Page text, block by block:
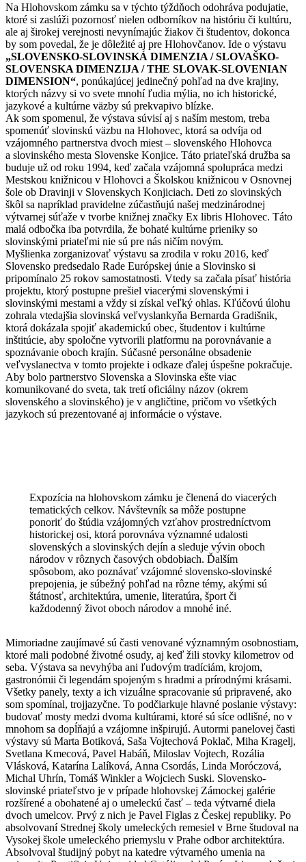
Na Hlohovskom zámku sa v týchto týždňoch odohráva podujatie,
ktoré si zaslúži pozornosť nielen odborníkov na históriu či kultúru,
ale aj širokej verejnosti nevynímajúc žiakov či študentov, dokonca
by som povedal, že je dôležité aj pre Hlohovčanov. Ide o výstavu
„SLOVENSKO-SLOVINSKÁ DIMENZIA / SLOVAŠKO-
SLOVENSKA DIMENZIJA / THE SLOVAK-SLOVENIAN
DIMENSION“, ponúkajúcej jedinečný pohľad na dve krajiny,
ktorých názvy si vo svete mnohí ľudia mýlia, no ich historické,
jazykové a kultúrne väzby sú prekvapivo blízke.
Ak som spomenul, že výstava súvisí aj s naším mestom, treba
spomenúť slovinskú väzbu na Hlohovec, ktorá sa odvíja od
vzájomného partnerstva dvoch miest – slovenského Hlohovca
a slovinského mesta Slovenske Konjice. Táto priateľská družba sa
buduje už od roku 1994, keď začala vzájomná spolupráca medzi
Mestskou knižnicou v Hlohovci a Školskou knižnicou v Osnovnej
šole ob Dravinji v Slovenskych Konjiciach. Deti zo slovinských
škôl sa napríklad pravidelne zúčastňujú našej medzinárodnej
výtvarnej súťaže v tvorbe knižnej značky Ex libris Hlohovec. Táto
malá odbočka iba potvrdila, že bohaté kultúrne prieniky so
slovinskými priateľmi nie sú pre nás ničím novým.
Myšlienka zorganizovať výstavu sa zrodila v roku 2016, keď
Slovensko predsedalo Rade Európskej únie a Slovinsko si
pripomínalo 25 rokov samostatnosti. Vtedy sa začala písať história
projektu, ktorý postupne prešiel viacerými slovenskými i
slovinskými mestami a vždy si získal veľký ohlas. Kľúčovú úlohu
zohrala vtedajšia slovinská veľvyslankyňa Bernarda Gradišnik,
ktorá dokázala spojiť akademickú obec, študentov i kultúrne
inštitúcie, aby spoločne vytvorili platformu na porovnávanie a
spoznávanie oboch krajín. Súčasné personálne obsadenie
veľvyslanectva v tomto projekte i odkaze ďalej úspešne pokračuje.
Aby bolo partnerstvo Slovenska a Slovinska ešte viac
komunikované do sveta, tak tretí oficiálny názov (okrem
slovenského a slovinského) je v angličtine, pričom vo všetkých
jazykoch sú prezentované aj informácie o výstave.
Expozícia na hlohovskom zámku je členená do viacerých
tematických celkov. Návštevník sa môže postupne
ponoriť do štúdia vzájomných vzťahov prostredníctvom
historickej osi, ktorá porovnáva významné udalosti
slovenských a slovinských dejín a sleduje vývin oboch
národov v rôznych časových obdobiach. Ďalším
spôsobom, ako poznávať vzájomné slovensko-slovinské
prepojenia, je súbežný pohľad na rôzne témy, akými sú
štátnosť, architektúra, umenie, literatúra, šport či
každodenný život oboch národov a mnohé iné.
Mimoriadne zaujímavé sú časti venované významným osobnostiam,
ktoré mali podobné životné osudy, aj keď žili stovky kilometrov od
seba. Výstava sa nevyhýba ani ľudovým tradíciám, krojom,
gastronómii či legendám spojeným s hradmi a prírodnými krásami.
Všetky panely, texty a ich vizuálne spracovanie sú pripravené, ako
som spomínal, trojjazyčne. To podčiarkuje hlavné poslanie výstavy:
budovať mosty medzi dvoma kultúrami, ktoré sú síce odlišné, no v
mnohom sa dopĺňajú a vzájomne inšpirujú. Autormi panelovej časti
výstavy sú Marta Botiková, Saša Vojtechová Poklač, Miha Kragelj,
Svetlana Kmecová, Pavel Habáň, Miloslav Vojtech, Rozália
Vlásková, Katarína Lalíková, Anna Csordás, Linda Moróczová,
Michal Uhrín, Tomáš Winkler a Wojciech Suski. Slovensko-
slovinské priateľstvo je v prípade hlohovskej Zámockej galérie
rozšírené a obohatené aj o umeleckú časť – teda výtvarné diela
dvoch umelcov. Prvý z nich je Pavel Figlas z Českej republiky. Po
absolvovaní Strednej školy umeleckých remesiel v Brne študoval na
Vysokej škole umeleckého priemyslu v Prahe odbor architektúra.
Absolvoval študijný pobyt na katedre výtvarného umenia na